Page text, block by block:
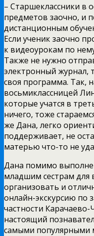
– Старшеклассники в
предметов заочно, и
дистанционным
Если ученик заочно
к видеоурокам по
Также не нужно
электронный журнал,
своя программа. Так,
восьмиклассницей
которые учатся в
ничего, тоже
же Дана, легко
поддерживает, не
матерью что-то не
Дана помимо
младшим сестрам для
организовать и
онлайн-экскурсию по
частности
настоящий
самыми популярными